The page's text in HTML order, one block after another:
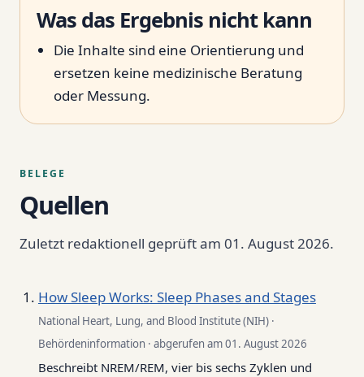
Was das Ergebnis nicht kann
Die Inhalte sind eine Orientierung und
ersetzen keine medizinische Beratung
oder Messung.
BELEGE
Quellen
Zuletzt redaktionell geprüft am 01. August 2026.
How Sleep Works: Sleep Phases and Stages
National Heart, Lung, and Blood Institute (NIH) ·
Behördeninformation · abgerufen am 01. August 2026
Beschreibt NREM/REM, vier bis sechs Zyklen und